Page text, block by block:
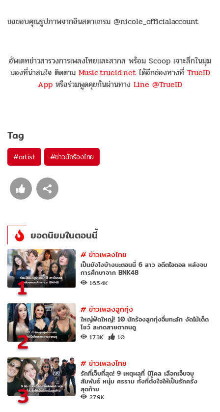
ขอขอบคุณรูปภาพจากอินสตาแกรม @nicole_officialaccount
อัพเดทข่าวสารวงการเพลงไทยและสากล พร้อม Scoop เจาะลึกในมุม
มองที่น่าสนใจ ติดตาม Music.trueid.netได้อีกช่องทางที่ TrueID
App หรือร่วมพูดคุยกันผ่านทาง Line @TrueID
Tag
#artist #ข่าวนักร้องไทย
ยอดนิยมในตอนนี้
1
#ข่าวเพลงไทย
เป็นยังไงบ้างนะตอนนี้ 6 สาว อดีตไอดอล หลังจบ
การศึกษาจาก BNK48
165.4K
2
#ข่าวเพลงลูกทุ่ง
ใหญ่ฟัดใหญ่! 10 นักร้องลูกทุ่งอึ๋มทะลัก งัดไม้เด็ด
โชว์ สะกดสายตาคนดู
17.3K 10
3
#ข่าวเพลงไทย
รักที่เจ็บที่สุด! 9 เหตุผลที่ นิโคล เลือกเจ็บจบ
สัมพันธ์ หนุ่ม ศรราม ทั้งที่ตั้งใจให้เป็นรักครั้ง
สุดท้าย
27.9K